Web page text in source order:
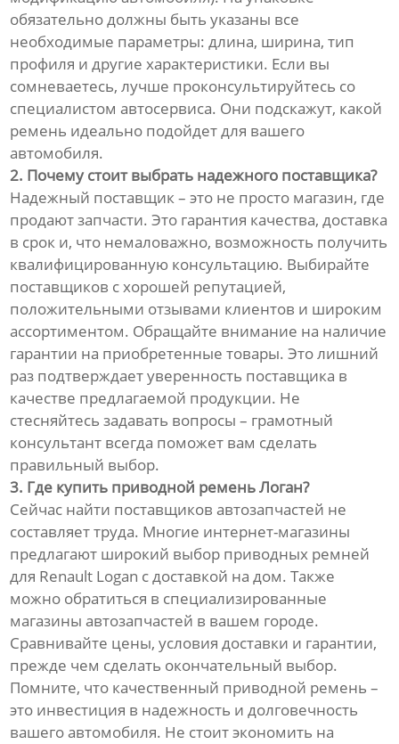
обязательно должны быть указаны все
необходимые параметры: длина, ширина, тип
профиля и другие характеристики. Если вы
сомневаетесь, лучше проконсультируйтесь со
специалистом автосервиса. Они подскажут, какой
ремень идеально подойдет для вашего
автомобиля.
2. Почему стоит выбрать надежного поставщика?
Надежный поставщик – это не просто магазин, где
продают запчасти. Это гарантия качества, доставка
в срок и, что немаловажно, возможность получить
квалифицированную консультацию. Выбирайте
поставщиков с хорошей репутацией,
положительными отзывами клиентов и широким
ассортиментом. Обращайте внимание на наличие
гарантии на приобретенные товары. Это лишний
раз подтверждает уверенность поставщика в
качестве предлагаемой продукции. Не
стесняйтесь задавать вопросы – грамотный
консультант всегда поможет вам сделать
правильный выбор.
3. Где купить приводной ремень Логан?
Сейчас найти поставщиков автозапчастей не
составляет труда. Многие интернет-магазины
предлагают широкий выбор приводных ремней
для Renault Logan с доставкой на дом. Также
можно обратиться в специализированные
магазины автозапчастей в вашем городе.
Сравнивайте цены, условия доставки и гарантии,
прежде чем сделать окончательный выбор.
Помните, что качественный приводной ремень –
это инвестиция в надежность и долговечность
вашего автомобиля. Не стоит экономить на